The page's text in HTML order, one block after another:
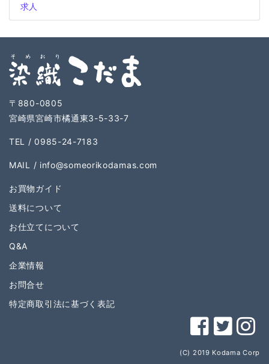
求人
〒880-0805
宮崎県宮崎市橘通東3-5-33-7
TEL / 0985-24-7183
MAIL / info@someorikodamas.com
お買物ガイド
送料について
お仕立てについて
Q&A
企業情報
お問合せ
特定商取引法に基づく表記
(C) 2019 Kodama Corp